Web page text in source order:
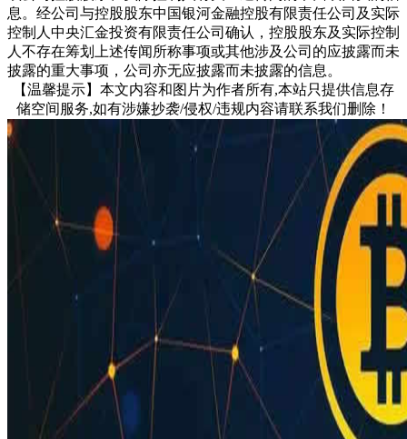
息。经公司与控股股东中国银河金融控股有限责任公司及实际
控制人中央汇金投资有限责任公司确认，控股股东及实际控制
人不存在筹划上述传闻所称事项或其他涉及公司的应披露而未
披露的重大事项，公司亦无应披露而未披露的信息。
【温馨提示】本文内容和图片为作者所有,本站只提供信息存
储空间服务,如有涉嫌抄袭/侵权/违规内容请联系我们删除！